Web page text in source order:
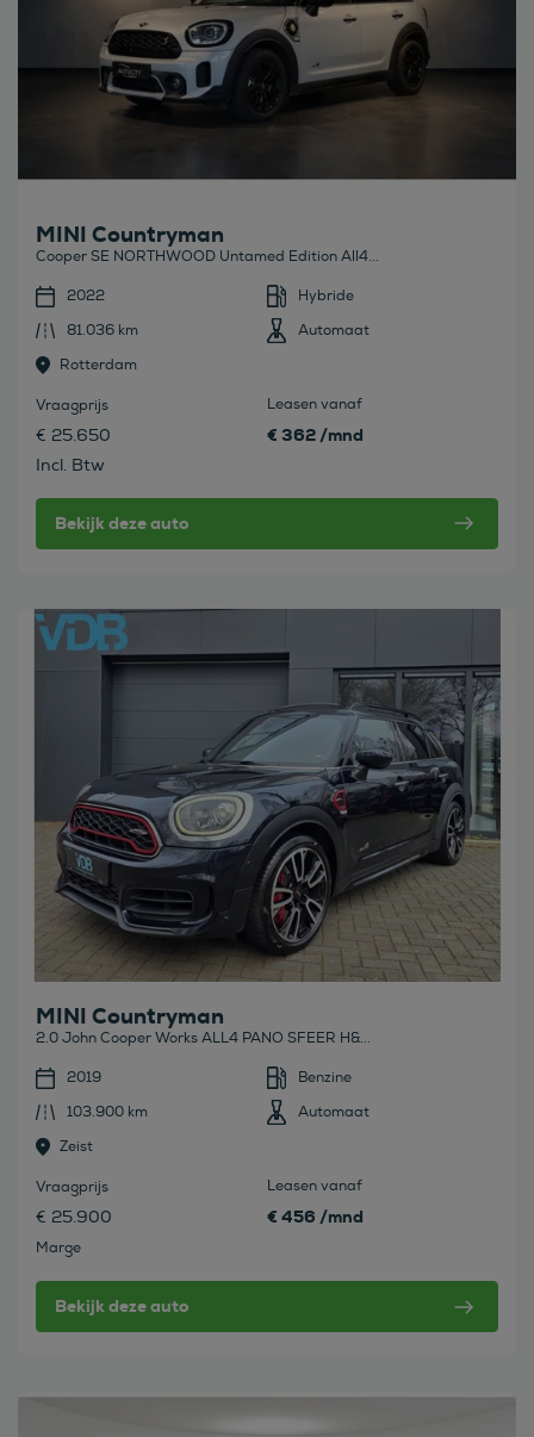
MINI Countryman
Cooper SE NORTHWOOD Untamed Edition All4...
2022
Hybride
81.036 km
Automaat
Rotterdam
Vraagprijs
€ 25.650
Incl. Btw
Leasen vanaf
€ 362 /mnd
Bekijk deze auto
Bekijk deze auto
MINI Countryman
2.0 John Cooper Works ALL4 PANO SFEER H&...
2019
Benzine
103.900 km
Automaat
Zeist
Vraagprijs
€ 25.900
Marge
Leasen vanaf
€ 456 /mnd
Bekijk deze auto